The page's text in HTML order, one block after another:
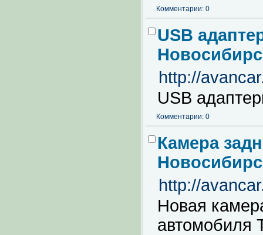
Комментарии: 0
USB
http://
USB
Комментарии: 0
Камера
http://
Новая
автомобиля